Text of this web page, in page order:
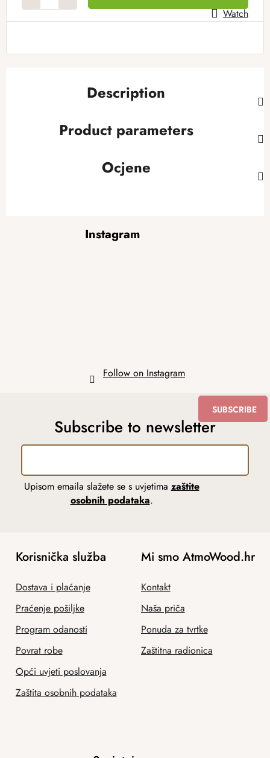
Watch
Description
Product parameters
Ocjene
Instagram
Follow on Instagram
Subscribe to newsletter
Upisom emaila slažete se s uvjetima zaštite
osobnih podataka.
SUBSCRIBE
Korisnička služba
Dostava i plaćanje
Praćenje pošiljke
Program odanosti
Povrat robe
Opći uvjeti poslovanja
Zaštita osobnih podataka
Mi smo AtmoWood.hr
Kontakt
Naša priča
Ponuda za tvrtke
Zaštitna radionica